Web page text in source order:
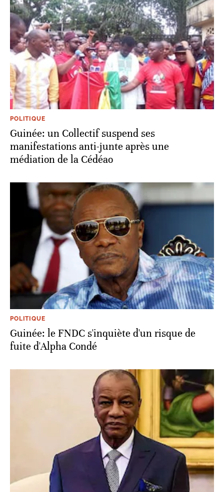
POLITIQUE
Guinée: un Collectif suspend ses
manifestations anti-junte après une
médiation de la Cédéao
POLITIQUE
Guinée: le FNDC s'inquiète d'un risque de
fuite d'Alpha Condé